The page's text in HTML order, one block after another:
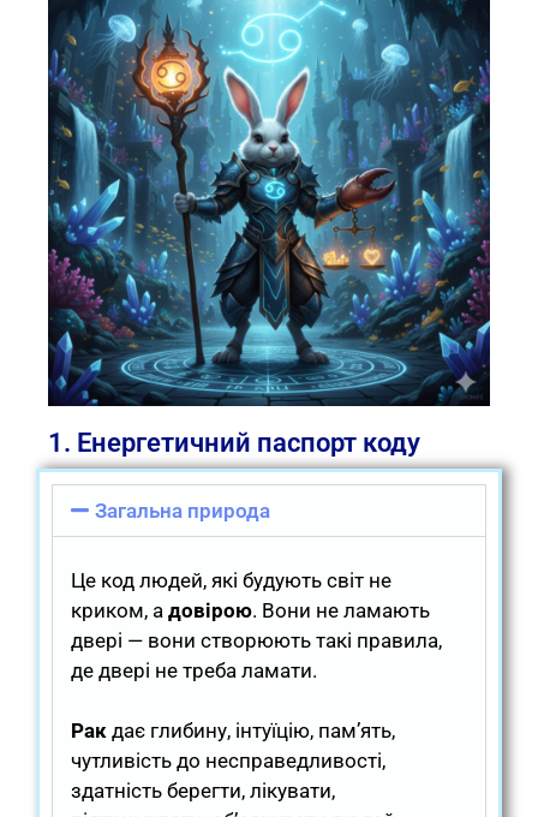
1. Енергетичний паспорт коду
Загальна природа
Це код людей, які будують світ не
криком, а довірою. Вони не ламають
двері — вони створюють такі правила,
де двері не треба ламати.
Рак дає глибину, інтуїцію, пам’ять,
чутливість до несправедливості,
здатність берегти, лікувати,